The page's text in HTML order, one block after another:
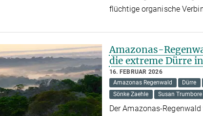
flüchtige organische
Amazonas-
die extreme Dürre
16. FEBRUAR 2026
Amazonas Regenwald
Dürre
Sönke Zaehle
Susan Trumbore
Der Amazonas-